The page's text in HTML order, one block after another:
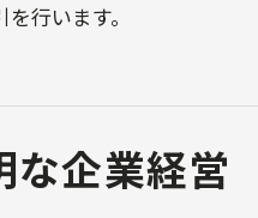
行います。
な企業経営